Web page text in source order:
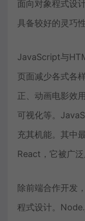
面向对象程式设
具备较好的灵巧
JavaScript与
页面减少各式各
正、动画电影效
可视化等。
充其机能。其中
React，它被广
除前端合作开发
程式设计。